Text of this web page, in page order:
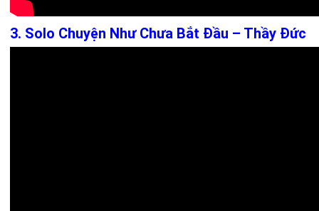
3. Solo Chuyện Như Chưa Bắt Đầu – Thầy Đức